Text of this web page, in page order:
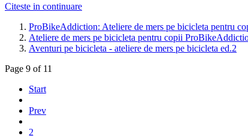
Citeste in continuare
ProBikeAddiction: Ateliere de mers pe bicicleta pentru
Ateliere de mers pe bicicleta pentru copii
Aventuri pe bicicleta - ateliere de mers pe bicicleta ed.2
Page 9 of 11
Start
Prev
2